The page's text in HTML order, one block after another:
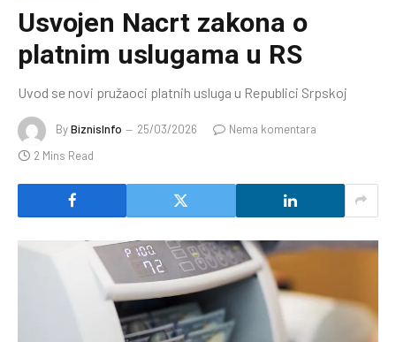
Usvojen Nacrt zakona o
platnim uslugama u RS
Uvod se novi pružaoci platnih usluga u Republici Srpskoj
ByBiznisInfo 25/03/2026
Nema komentara
2 Mins Read